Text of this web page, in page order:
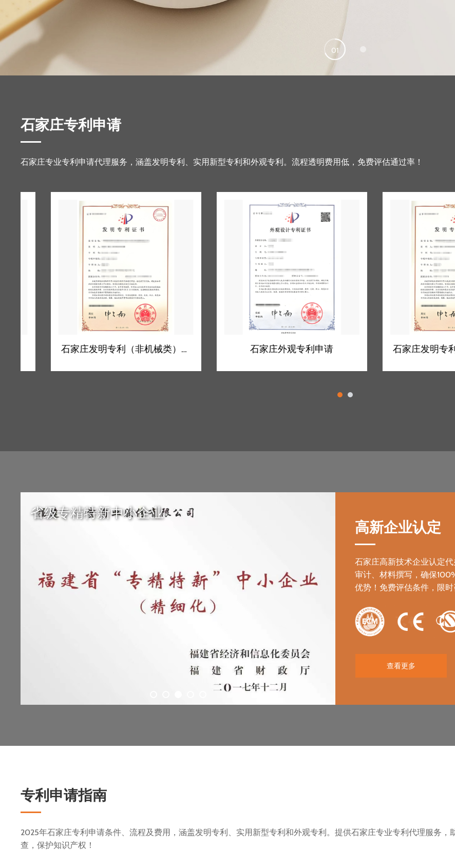
01
石家庄专利申请
石家庄专业专利申请代理服务，涵盖发明专利、实用新型专利和外观专利。流程透明费用低，免费评估通过率！
石家庄发明专利（非机械类）快速预审 石家庄外观专利申请
省级专精特新中小企业
高新企业认定
石家庄高新技术企业认定
审计、材料撰写，确保
优势！免费评估条件，限时
查看更多
专利申请指南
2025年石家庄专利申请条件、流程及费用，涵盖发明专利、实用新型专利和外观专利。提供石家庄专业专利代理服务，
查，保护知识产权！